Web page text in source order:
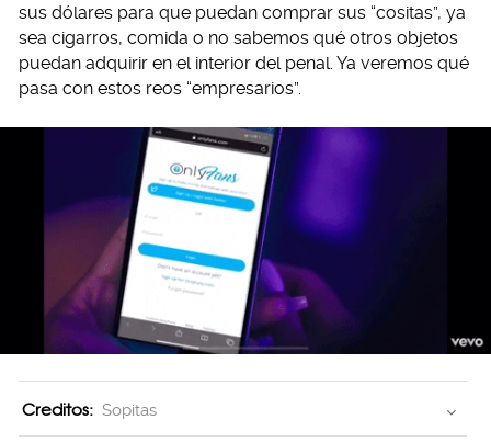
sus dólares para que puedan comprar sus “cositas”, ya
sea cigarros, comida o no sabemos qué otros objetos
puedan adquirir en el interior del penal. Ya veremos qué
pasa con estos reos “empresarios”.
Creditos: Sopitas